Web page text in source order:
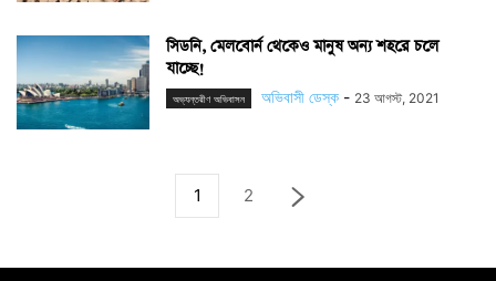
সিডনি, মেলবোর্ন থেকেও মানুষ অন্য শহরে চলে
যাচ্ছে!
অভ্যন্তরীণ অভিবাসন অভিবাসী ডেস্ক - 23 আগস্ট, 2021
1 2